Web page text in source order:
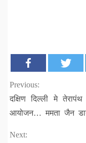
Continue
Reading
Previous:
दक्षिण दिल्ली मे तेरापंथ
आयोजन… ममता जैन
Next: